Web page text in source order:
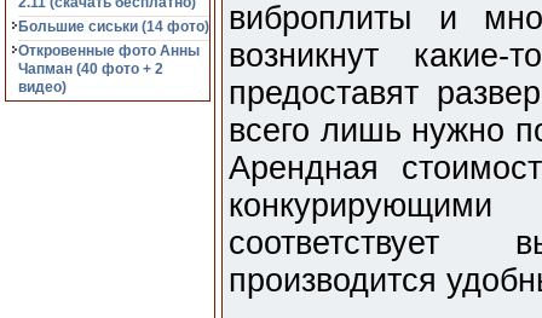
Большие сиськи (14 фото)
Откровенные фото Анны
Чапман (40 фото + 2
видео)
виброплиты и
возникнут какие-
предоставят
всего лишь нужно
Арендная
производится